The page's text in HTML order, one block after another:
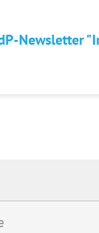
Newsletter